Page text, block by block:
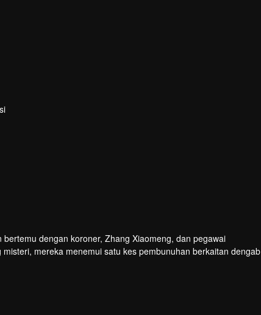
dengan koroner, Zhang Xiaomeng, dan pegawai
mereka menemui satu kes pembunuhan berkaitan dengab
kes pembunuhan yang berkaitan dengan roh rubah.